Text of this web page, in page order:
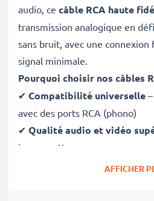
audio, ce câble RCA haute
transmission analogique en
sans bruit, avec une
signal minimale.
Pourquoi choisir nos câbles
✔ Compatibilité universelle
avec des ports RCA (phono)
✔ Qualité audio et vidéo
image nette
Connecteurs à ajustement
AFFICHER